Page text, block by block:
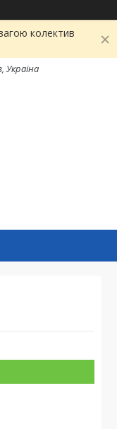
колектив
Україна